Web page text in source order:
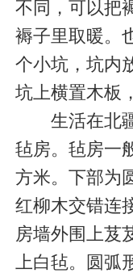
不同，可以把
褥子里取暖。
个小坑，坑内
坑上横置木板
生活在北疆
毡房。毡房一
方米。下部为
红柳木交错连
房墙外围上芨
上白毡。圆